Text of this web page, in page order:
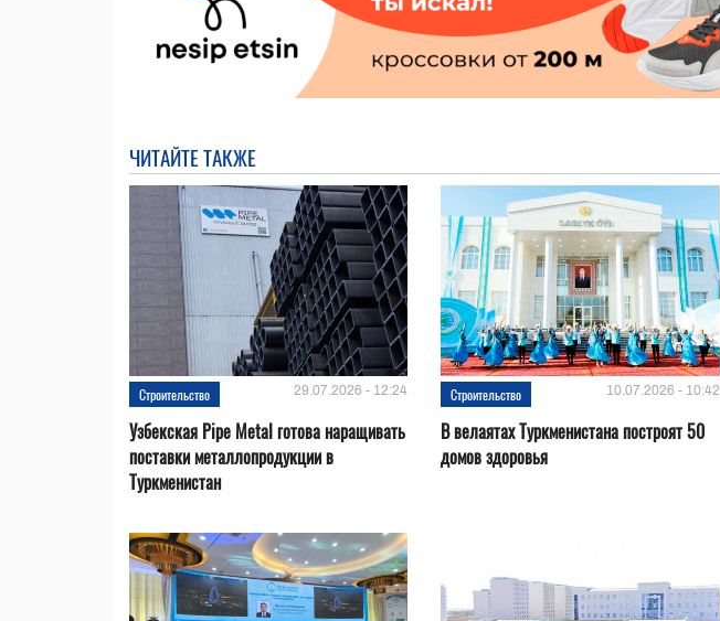
ЧИТАЙТЕ ТАКЖЕ
Строительство 29.07.2026 - 12:24
Узбекская Pipe Metal готова наращивать
поставки металлопродукции в
Туркменистан
Строительство 10.07.2026 - 10:42
В велаятах Туркменистана построят 50
домов здоровья